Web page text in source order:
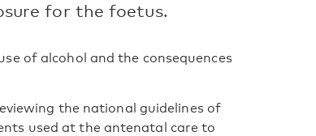
for the foetus.
of alcohol and the consequences
the national guidelines of
used at the antenatal care to